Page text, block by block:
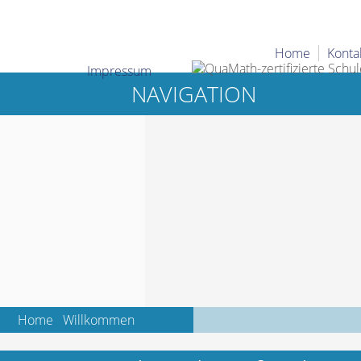
Home
Impressum
NAVIGATION
Home Willkommen